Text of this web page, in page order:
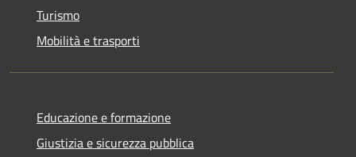
Turismo
Mobilità e trasporti
Educazione e formazione
Giustizia e sicurezza pubblica